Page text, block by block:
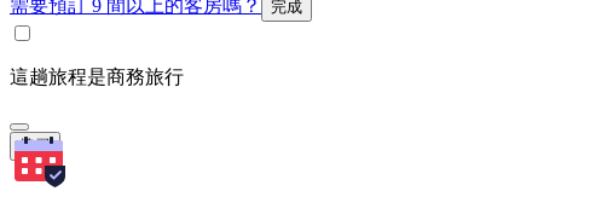
需要預訂 9 間以上的客房嗎？ 完成
這趟旅程是商務旅行
搜尋